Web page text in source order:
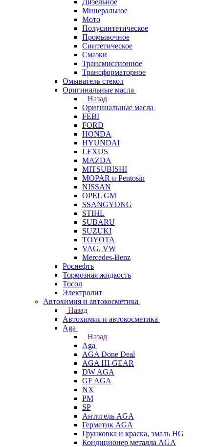
Дизельное
Минеральное
Мото
Полусинтетическое
Промывочное
Синтетическое
Смазки
Трансмиссионное
Трансформаторное
Омыватель стекол
Оригинальные масла
Назад
Оригинальные масла
FEBI
FORD
HONDA
HYUNDAI
LEXUS
MAZDA
MITSUBISHI
MOPAR и Pentosin
NISSAN
OPEL GM
SSANGYONG
STIHL
SUBARU
SUZUKI
TOYOTA
VAG, VW
Мercedes-Benz
Роснефть
Тормозная жидкость
Тосол
Электролит
Автохимия и автокосметика
Назад
Автохимия и автокосметика
Aga
Назад
Aga
AGA Done Deal
AGA HI-GEAR
DW AGA
GF AGA
NX
PM
SP
Антигель AGA
Герметик AGA
Грунковка и краска, эмаль HG
Кондиционер металла AGA